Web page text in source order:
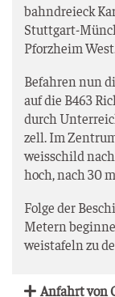
bahn­drei­eck
Stutt­gart-
Pforz­heim
Befah­ren nun
auf die B463
durch
zell. Im
weis­schild
hoch, nach 30
Fol­ge der
Metern
weis­ta­feln zu
Anfahrt von